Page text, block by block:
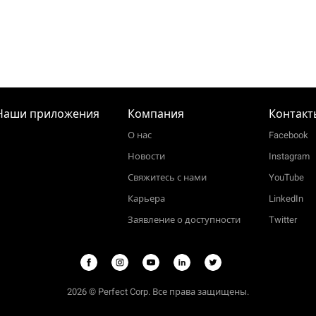
приложения Компания
О нас
Новости
Свяжитесь с нами
Карьера
Заявление о доступности
Facebook
Instagram
YouTube
LinkedIn
Twitter
2026 © Perfect Corp. Все права защищены.